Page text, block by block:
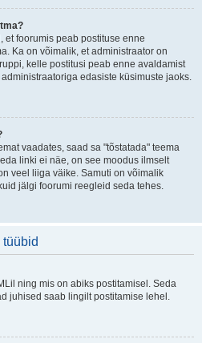
et foorumis peab postituse enne
Ka on võimalik, et administraator on
kelle postitusi peab enne avaldamist
edasiste küsimuste jaoks.
vaadates, saad sa "tõstatada" teema
linki ei näe, on see moodus ilmselt
veel liiga väike. Samuti on võimalik
jälgi foorumi reegleid seda tehes.
ning mis on abiks postitamisel. Seda
juhised saab lingilt postitamise lehel.